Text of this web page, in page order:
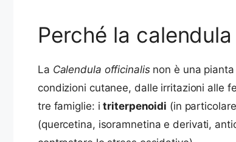
Perché la
La Calendula officinalisnon è una pianta
condizioni cutanee, dalle irritazioni alle
tre famiglie: itriterpenoidi (in
(quercetina, isoramnetina e derivati,